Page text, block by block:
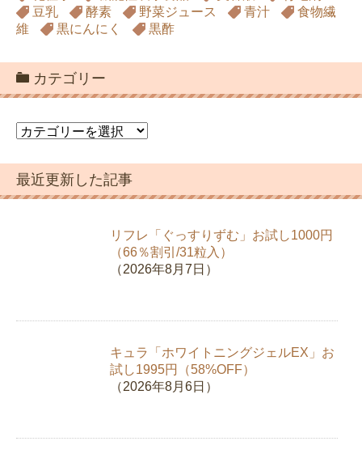
豆乳
酵素 野菜ジュース 青汁
食物繊
維
黒にんにく 黒酢
カテゴリー
カ
ゴ
リ
ー
最近更新した記事
リフレ「ぐっすりずむ」お試し1000円
（66％割引/31粒入）
（2026年8月7日）
キュラ「ホワイトニングジェルEX」お
試し1995円（58%OFF）
（2026年8月6日）